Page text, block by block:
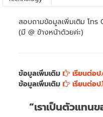
สอบถามข้อมูลเพิ่มเติม โทร
(มี @ ข้างหน้าด้วยค่ะ)
ข้อมูลเพิ่มเติม
เรียนต่อ
ข้อมูลเพิ่มเติม
เรียนต่อป
“เราเป็นตัวแทน